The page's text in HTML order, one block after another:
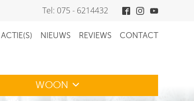
Tel: 075 - 6214432
ACTIE(S) NIEUWS REVIEWS CONTACT
WOON